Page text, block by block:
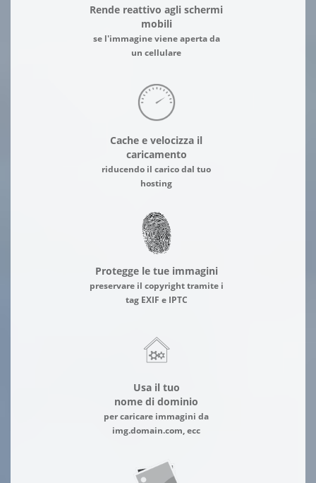
Rende reattivo agli schermi
mobili
se l'immagine viene aperta da
un cellulare
Cache e velocizza il
caricamento
riducendo il carico dal tuo
hosting
Protegge le tue immagini
preservare il copyright tramite i
tag EXIF e IPTC
Usa il tuo
nome di dominio
per caricare immagini da
img.domain.com, ecc